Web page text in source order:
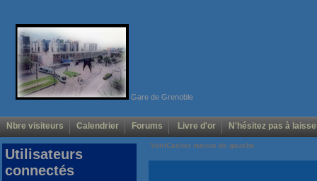
Gare de Grenoble
Nbre visiteurs Calendrier Forums Livre d'or N'hésitez pas à
Voir/Cacher menus de gauche
Utilisateurs
connectés